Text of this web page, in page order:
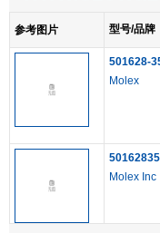
参考图片 型号/品牌
501628-
Molex
Molex Inc